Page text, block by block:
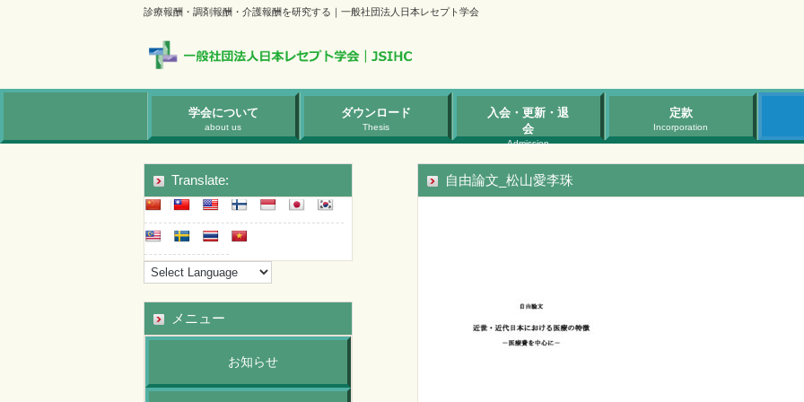
診療報酬・調剤報酬・介護報酬を研究する｜一般社団法人日本レセプト学会
学会について
about us
ダウンロード
Thesis
入会・更新・退
会
Admission
定款
Incorporation
自由論文_松山愛李珠
Translate:
メニュー
お知らせ